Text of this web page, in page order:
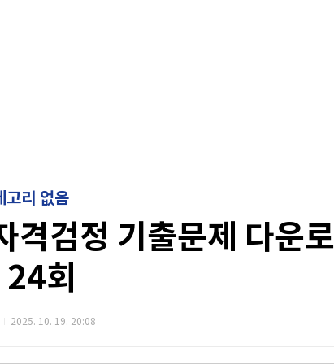
고리 없음
격검정 기출문제 다운로
회
2025. 10. 19. 20:08